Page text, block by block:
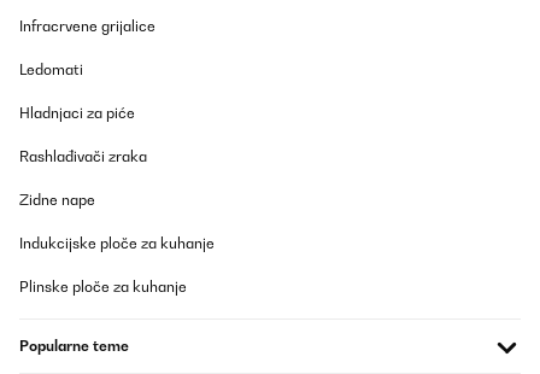
Prevedi
Ich sag’s gleich: Der Klarstein Minikühlschrank ist mein
braucht keinen Kaffee und sorgt dafür, dass meiner immer schön
Nicht zu warm, nicht zu kalt – einfach perfekt. Oben steht eine
komplette Palette Red Bull, unten wartet die Milch brav auf ihren
nerviges Brummen, kein Summen, nur angenehme Stille.Die
sich ein kühles Getränk gönnt. Die Größe ist ideal fürs kleine Büro
Infracrvene grijalice
Ledomati
Hladnjaci za piće
Rashlađivači zraka
Zidne nape
Indukcijske ploče za kuhanje
Plinske ploče za kuhanje
Popularne teme